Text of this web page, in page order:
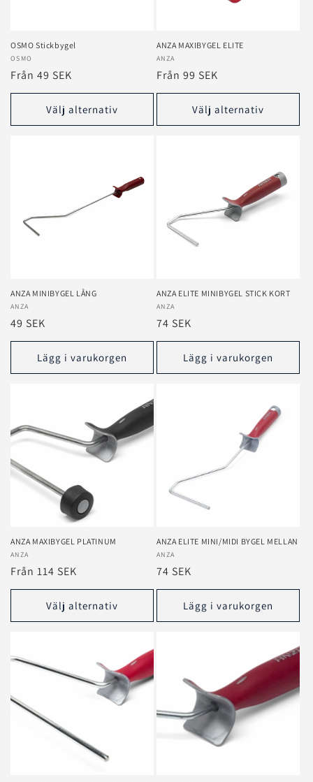
r
i
e
:
OSMO Stickbygel
Säljare:
OSMO
Ordinarie
pris
Från 49 SEK
Välj alternativ
ANZA MAXIBYGEL ELITE
Säljare:
ANZA
Ordinarie
pris
Från 99 SEK
Välj alternativ
ANZA MINIBYGEL LÅNG
Säljare:
ANZA
Ordinarie
pris
49 SEK
Lägg i varukorgen
ANZA ELITE MINIBYGEL STICK KORT
Säljare:
ANZA
Ordinarie
pris
74 SEK
Lägg i varukorgen
ANZA MAXIBYGEL PLATINUM
Säljare:
ANZA
Ordinarie
pris
Från 114 SEK
Välj alternativ
ANZA ELITE MINI/MIDI BYGEL MELLAN
Säljare:
ANZA
Ordinarie
pris
74 SEK
Lägg i varukorgen